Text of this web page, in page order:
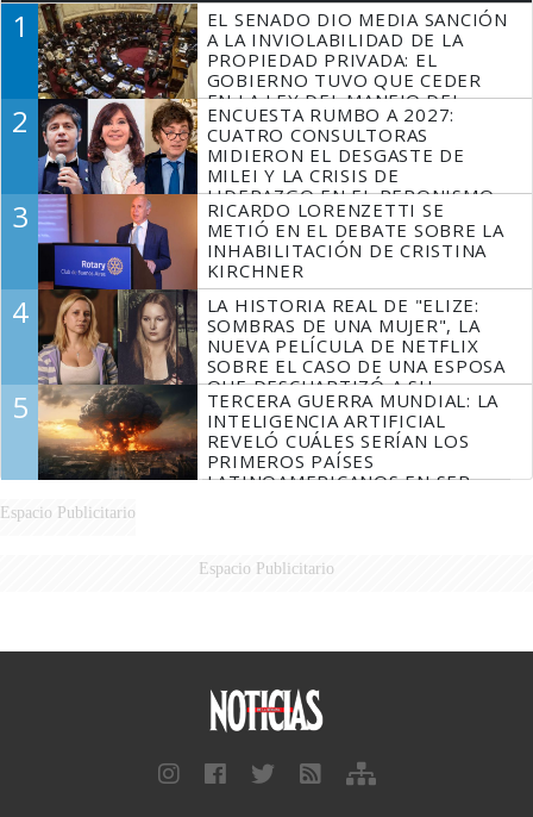
1
EL SENADO DIO MEDIA SANCIÓN
A LA INVIOLABILIDAD DE LA
PROPIEDAD PRIVADA: EL
GOBIERNO TUVO QUE CEDER
EN LA LEY DEL MANEJO DEL
FUEGO
2
ENCUESTA RUMBO A 2027:
CUATRO CONSULTORAS
MIDIERON EL DESGASTE DE
MILEI Y LA CRISIS DE
LIDERAZGO EN EL PERONISMO
3
RICARDO LORENZETTI SE
METIÓ EN EL DEBATE SOBRE LA
INHABILITACIÓN DE CRISTINA
KIRCHNER
4
LA HISTORIA REAL DE "ELIZE:
SOMBRAS DE UNA MUJER", LA
NUEVA PELÍCULA DE NETFLIX
SOBRE EL CASO DE UNA ESPOSA
QUE DESCUARTIZÓ A SU
MARIDO
5
TERCERA GUERRA MUNDIAL: LA
INTELIGENCIA ARTIFICIAL
REVELÓ CUÁLES SERÍAN LOS
PRIMEROS PAÍSES
LATINOAMERICANOS EN SER
Espacio Publicitario
Espacio Publicitario